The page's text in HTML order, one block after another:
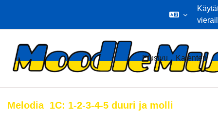
Etusivu Kalenteri
Melodia 1C: 1-2-3-4-5 duuri ja molli